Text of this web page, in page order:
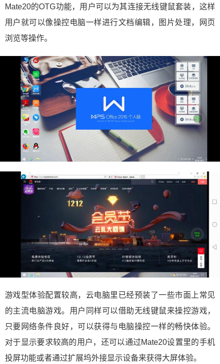
Mate20的OTG功能，用户可以为其连接无线键鼠套装，这样
用户就可以像操控电脑一样进行文档编辑，图片处理，网页
浏览等操作。
游戏型体验配置较高，云电脑里已经预装了一些市面上常见
的主流电脑游戏。用户同样可以借助无线键鼠来操控游戏，
只要网络条件良好，可以获得与电脑操控一样的畅快体验。
对于显示要求较高的用户，还可以通过Mate20设置里的手机
投屏功能或者通过扩展坞外接显示设备来获得大屏体验。